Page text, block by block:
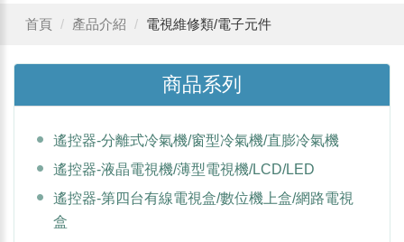
首頁 產品介紹 電視維修類/電子元件
商品系列
遙控器-分離式冷氣機/窗型冷氣機/直膨冷氣機
遙控器-液晶電視機/薄型電視機/LCD/LED
遙控器-第四台有線電視盒/數位機上盒/網路電視
盒